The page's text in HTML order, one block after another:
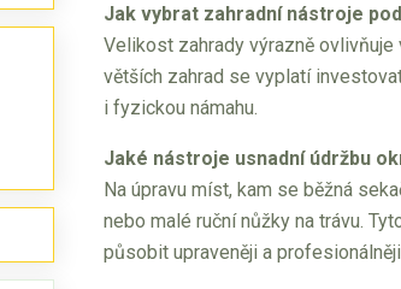
Jak vybrat zahradní nástroje
Velikost zahrady výrazně ovlivňuje
větších zahrad se vyplatí
i fyzickou námahu.
Jaké nástroje usnadní údržbu
Na úpravu míst, kam se běžná
nebo malé ruční nůžky na trávu.
působit upraveněji a